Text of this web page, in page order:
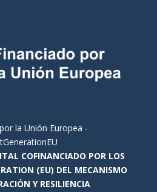
la Unión Europea -
COFINANCIADO POR LOS
(EU) DEL MECANISMO
Y RESILIENCIA